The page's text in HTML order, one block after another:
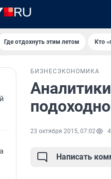
Где отдохнуть этим летом Кто
БИЗНЕС ЭКОНОМИКА
23 октября 2015, 07:02
Написать